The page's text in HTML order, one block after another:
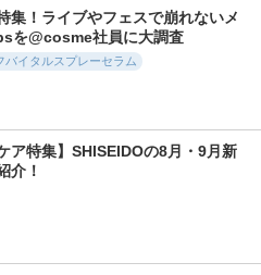
ン酸セラムマスク
Anua
集！ライブやフェスで崩れないメ
を@cosme社員に大調査
バイタルスプレーセラム
ア特集】SHISEIDOの8月・9月新
介！